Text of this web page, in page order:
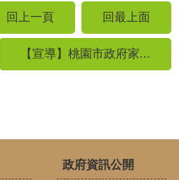
回上一頁
回最上面
【宣導】桃園市政府家...
政府資訊公開